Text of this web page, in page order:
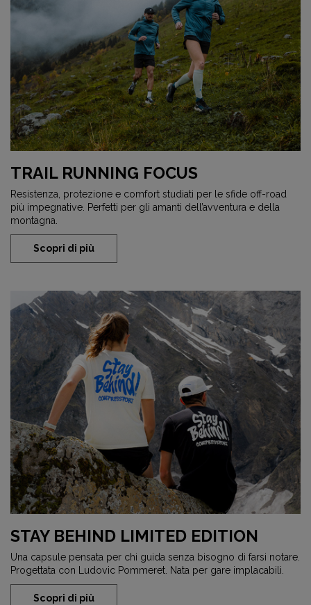
TRAIL RUNNING FOCUS
Resistenza, protezione e comfort studiati per le sfide off-road
più impegnative. Perfetti per gli amanti dell’avventura e della
montagna.
Scopri di più
STAY BEHIND LIMITED EDITION
Una capsule pensata per chi guida senza bisogno di farsi notare.
Progettata con Ludovic Pommeret. Nata per gare implacabili.
Scopri di più